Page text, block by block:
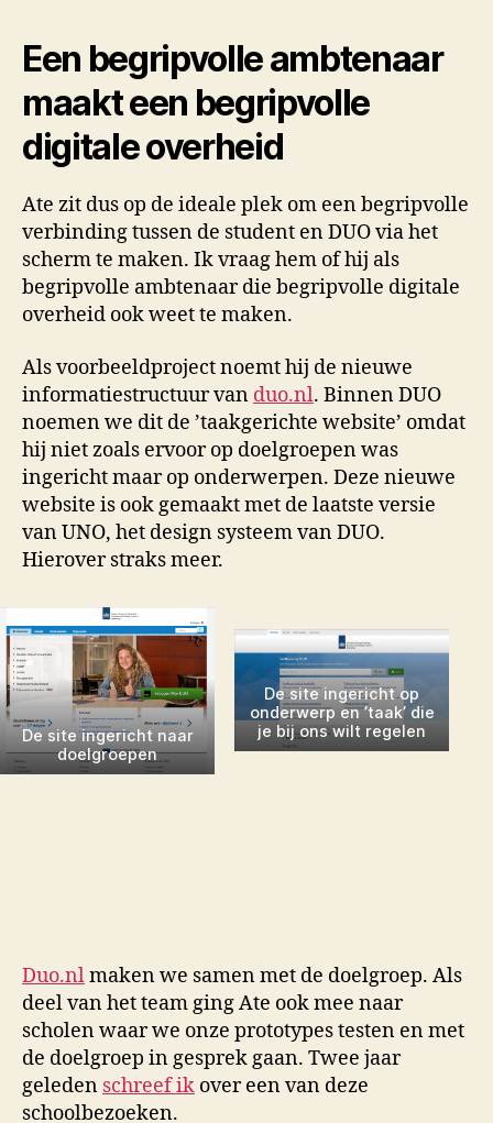
Een begripvolle ambtenaar
maakt een begripvolle
digitale overheid
Ate zit dus op de ideale plek om een begripvolle
verbinding tussen de student en DUO via het
scherm te maken. Ik vraag hem of hij als
begripvolle ambtenaar die begripvolle digitale
overheid ook weet te maken.
Als voorbeeldproject noemt hij de nieuwe
informatiestructuur van duo.nl. Binnen DUO
noemen we dit de ’taakgerichte website’ omdat
hij niet zoals ervoor op doelgroepen was
ingericht maar op onderwerpen. Deze nieuwe
website is ook gemaakt met de laatste versie
van UNO, het design systeem van DUO.
Hierover straks meer.
De site ingericht naar
doelgroepen
De site ingericht op
onderwerp en ’taak’ die
je bij ons wilt regelen
Duo.nlmaken we samen met de doelgroep. Als
deel van het team ging Ate ook mee naar
scholen waar we onze prototypes testen en met
de doelgroep in gesprek gaan. Twee jaar
geleden schreef ik over een van deze
schoolbezoeken.